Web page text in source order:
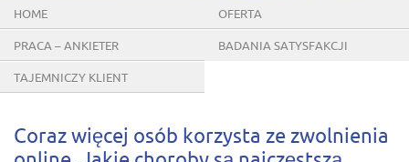
HOME OFERTA
PRACA – ANKIETER BADANIA SATYSFAKCJI
TAJEMNICZY KLIENT
Coraz więcej osób korzysta ze zwolnienia